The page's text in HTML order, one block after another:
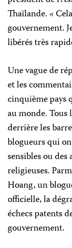
Thaïlande. «
gouvernement.
libérés très
Une vague de
et les
cinquième pays
au monde.
derrière les
blogueurs qui
sensibles ou
religieuses.
Hoang, un
officielle, la
échecs patents
gouvernement.